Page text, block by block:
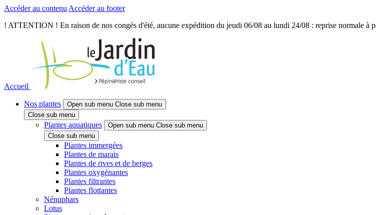
Accéder au contenu Accéder au footer
! ATTENTION ! En raison de nos congés d'été, aucune expédition du jeudi 06/08 au lundi 24/08 : reprise normale à
Accueil
Nos plantes Open sub menu Close sub menu
Close sub menu
Plantes aquatiques Open sub menu Close sub menu
Close sub menu
Plantes immergées
Plantes de marais
Plantes de rives et de berges
Plantes oxygénantes
Plantes filtrantes
Plantes flottantes
Nénuphars
Lotus